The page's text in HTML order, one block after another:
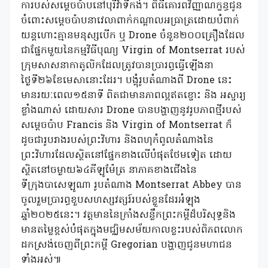
ការបស់សម្តេចប៉ាបនៅបុរីវ៉ាទីកង់។ ពិធីគោរពវិញ្ញាណក្ខន្ធជូន
ចំពោះសម្តេចប៉ាបនាវេលាពាក់កណ្តាលអធ្រាត្រដោយបំពាក់
យន្តហោះគ្មានមនុស្សបើក ឬ Drone ចំនួន២០០គ្រឿងដែល
ជាផ្នែកមួយនៃកម្មវិធីបុណ្យ Virgin of Montserrat របស់
ក្រុមសាសនាកាតូលិកដែលត្រូវបានប្រារព្ធធ្វើឡើងនា
ថ្ងៃទី២៦ខែមេសានោះដែរ។ បង្គុំរូបតំណាងពី Drone នេះ
មានរយៈពេល១៥នាទី ពិតជាមានភាពល្អឥតខ្ចោះ និង អស្ចារ្យ
ខ្លាំងណាស់ ដោយសារ Drone បានបង្ហាញនូវរូបភាពថ្មីរបស់
សម្តេចប៉ាប Francis និង Virgin of Montserrat ក៏
ដូចជារូបរាងរបស់ព្រះវិហារ និងពហុកំពូលតំណាងនៃ
ព្រះវិហារដែលស្ថិតនៅផ្នែកខាងលើបំផុតថែមទៀត ដោយ
ស្ថិតនៅចម្ងាយ៦៤គីឡូម៉ែត្រ នាភាគខាងជើងនៃ
ទីក្រុងបាសេឡូណា រូបតំណាង Montserrat Abbey បាន
ចូលរួមប្រារព្ធខួបសហស្សវត្សរ៍របស់ខ្លួនដែរអំឡុង
ឆ្នាំ២០២៥នេះ។ វត្តមាននៃក្រាំងសន្លឹកព្រះកម្ពីដ៏បរិសុទ្ធនិង
មានតម្លៃខ្ពស់បំផុតក្នុងមជ្ឈិមសម័យកាលខ្លះរបស់ពិភពលោក
ដកស្រង់ចេញពីព្រះកម្ពី Gregorian បង្ហាញជូនមហាជន
ទាំងអស់៕